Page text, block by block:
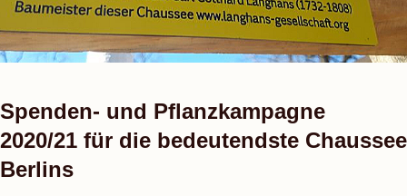
Spenden- und Pflanzkampagne
2020/21 für die bedeutendste Chaussee
Berlins